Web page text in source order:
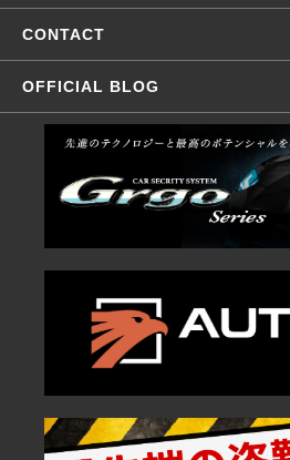
CONTACT
OFFICIAL BLOG